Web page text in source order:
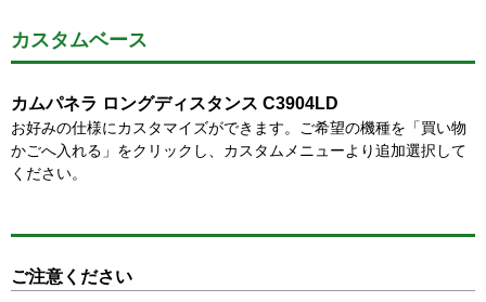
カスタムベース
カムパネラ ロングディスタンス C3904LD
お好みの仕様にカスタマイズができます。ご希望の機種を「買い物
かごへ入れる」をクリックし、カスタムメニューより追加選択して
ください。
ご注意ください